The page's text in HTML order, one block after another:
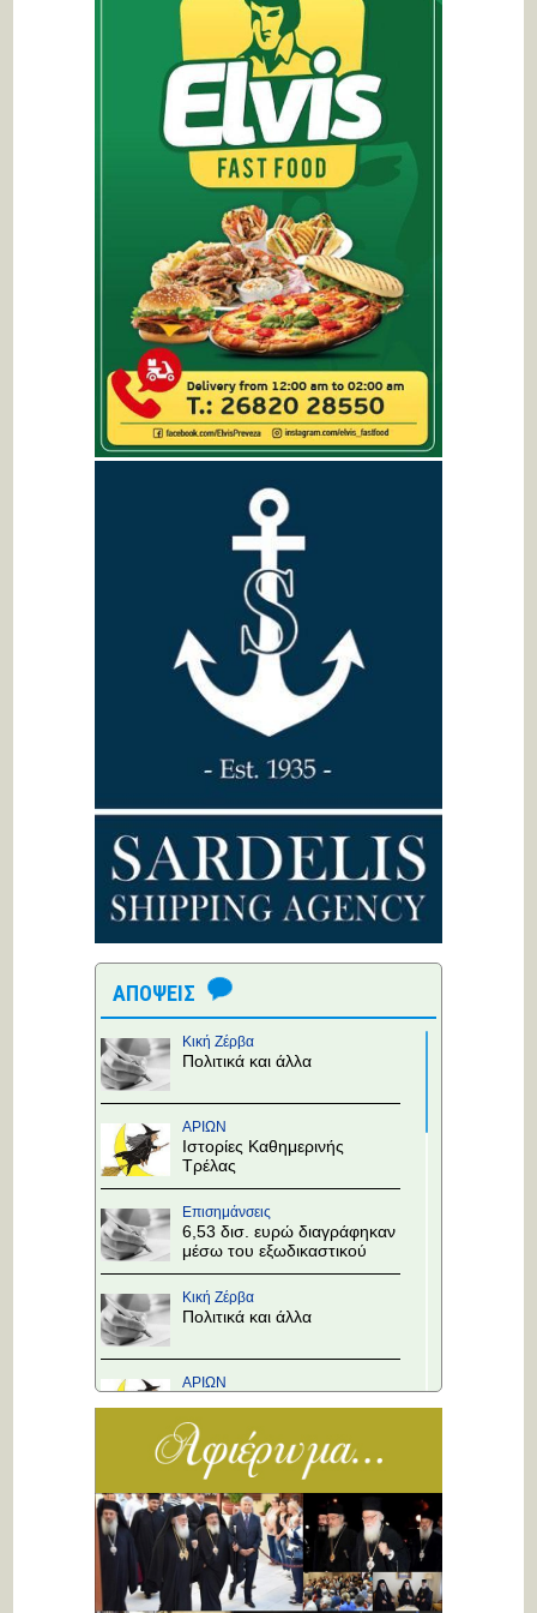
ΑΠΟΨΕΙΣ
Κική Ζέρβα
Πολιτικά και άλλα
ΑΡΙΩΝ
Ιστορίες Καθημερινής
Τρέλας
Επισημάνσεις
6,53 δισ. ευρώ διαγράφηκαν
μέσω του εξωδικαστικού
Κική Ζέρβα
Πολιτικά και άλλα
ΑΡΙΩΝ
Τρέλας
Επισημάνσεις
στους κόμβους!
Κική Ζέρβα
Πολιτικά και άλλα